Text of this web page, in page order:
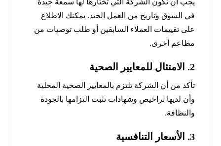
يجب أن تكون الشركة التي تختارها لها سمعة جيدة
في السوق وتاريخ من العمل الجيد. يمكنك الاطلاع
على تقييمات العملاء السابقين أو طلب توصيات من
مطاعم أخرى.
2. الامتثال للمعايير الصحية
تأكد من أن الشركة تلتزم بالمعايير الصحية المحلية
وأن لديها تراخيص وشهادات تثبت التزامها بالجودة
والنظافة.
3. الأسعار التنافسية